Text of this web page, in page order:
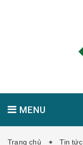
MENU
Trang chủ
Tin tức